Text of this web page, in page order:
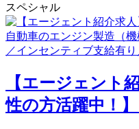
スペシャル
【エージェント
性の方活躍中！